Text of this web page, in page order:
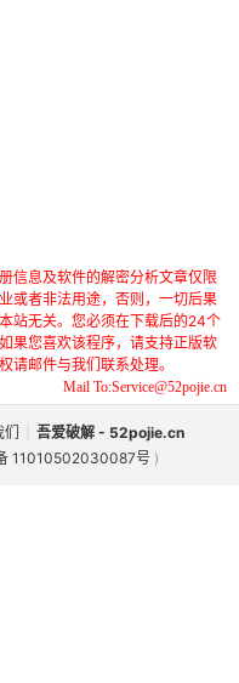
信息及软件的解密分析文章仅限
或者非法用途，否则，一切后果
站无关。您必须在下载后的24个
果您喜欢该程序，请支持正版软
请邮件与我们联系处理。
Mail To:Service@52pojie.cn
吾爱破解 - 52pojie.cn
11010502030087号 )